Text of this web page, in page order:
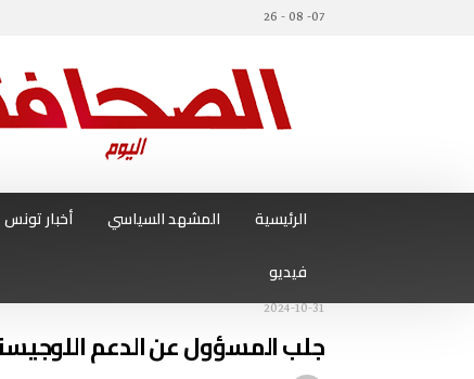
07- 08 - 26
الرئيسية المشهد السياسي أخبار تونس
فيديو
2024-10-31
جلب المسؤول عن الدعم